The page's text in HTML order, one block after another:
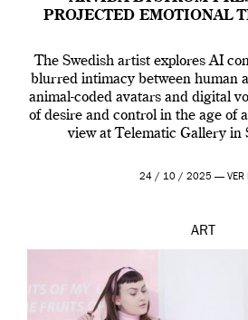
PROJECTED EMOTIONAL
The Swedish artist explores AI
blurred intimacy between human
animal-coded avatars and digital
of desire and control in the age of
view at Telematic Gallery in
24 / 10 / 2025 — VER
ART